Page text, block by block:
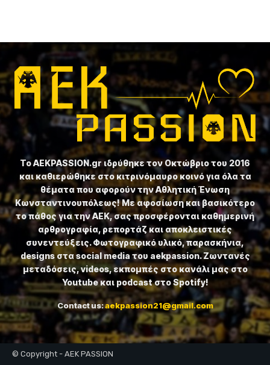
Το ⁦AEKPASSION.gr⁩ ιδρύθηκε τον Οκτώβριο του 2016
και καθιερώθηκε στο κιτρινόμαυρο κοινό για όλα τα
θέματα που αφορούν την Αθλητική Ένωση
Κωνσταντινουπόλεως! Με αφοσίωση και βασικότερο
το πάθος για την ΑΕΚ, σας προσφέρονται καθημερινή
αρθρογραφία, ρεπορτάζ και αποκλειστικές
συνεντεύξεις. Φωτογραφικό υλικό, παρασκήνια,
designs στα social media του aekpassion. Ζωντανές
μεταδόσεις, videos, εκπομπές στο κανάλι μας στο
Youtube και podcast στο Spotify!
Contact us:aekpassion21@gmail.com
© Copyright - AEK PASSION